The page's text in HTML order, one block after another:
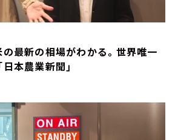
の最新の相場がわかる。世界唯一
本農業新聞」